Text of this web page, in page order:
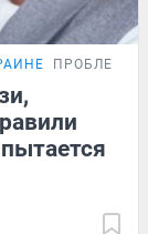
ПРОБЛЕМА